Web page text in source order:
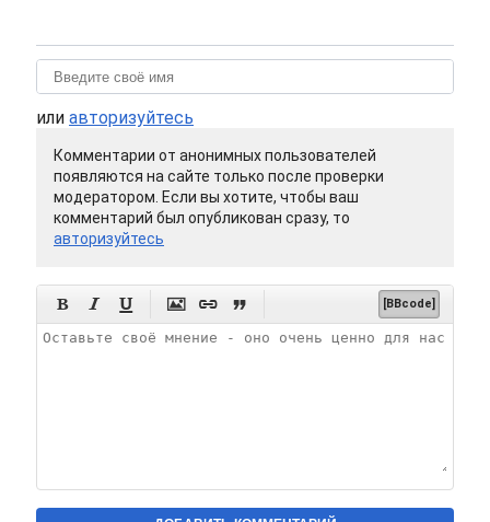
или авторизуйтесь
Комментарии от анонимных пользователей
появляются на сайте только после проверки
модератором. Если вы хотите, чтобы ваш
комментарий был опубликован сразу, то
авторизуйтесь
      [BBcode]